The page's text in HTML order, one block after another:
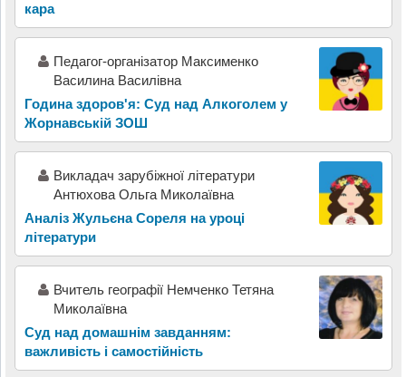
кара
Педагог-організатор Максименко
Василина Василівна
Година здоров'я: Суд над Алкоголем у
Жорнавській ЗОШ
Викладач зарубіжної літератури
Антюхова Ольга Миколаївна
Аналіз Жульєна Сореля на уроці
літератури
Вчитель географії Немченко Тетяна
Миколаївна
Суд над домашнім завданням:
важливість і самостійність